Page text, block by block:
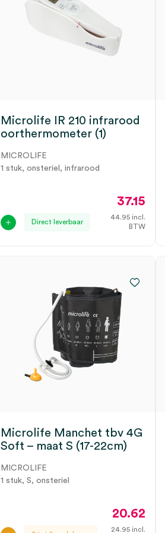
Microlife IR 210 infrarood
oorthermometer (1)
MICROLIFE
1 stuk, onsteriel, infrarood
Direct leverbaar
37.15
44.95 incl.
BTW
Microlife Manchet tbv 4G
Soft – maat S (17-22cm)
MICROLIFE
1 stuk, S, onsteriel
20.62
24.95 incl.